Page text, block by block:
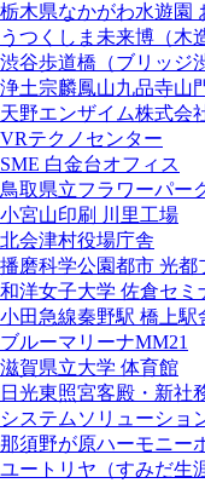
栃木県なかがわ水遊園
うつくしま未来博（木
渋谷歩道橋（ブリッジ
浄土宗麟鳳山九品寺山
天野エンザイム株式会
VRテクノセンター
SME 白金台オフィス
鳥取県立フラワーパー
小宮山印刷 川里工場
北会津村役場庁舎
播磨科学公園都市 光都
和洋女子大学 佐倉セミ
小田急線秦野駅 橋上駅
ブルーマリーナMM21
滋賀県立大学 体育館
日光東照宮客殿・新社
システムソリューショ
那須野が原ハーモニー
ユートリヤ（すみだ生